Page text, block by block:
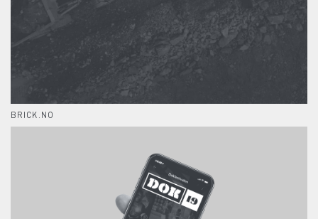
BRICK.NO